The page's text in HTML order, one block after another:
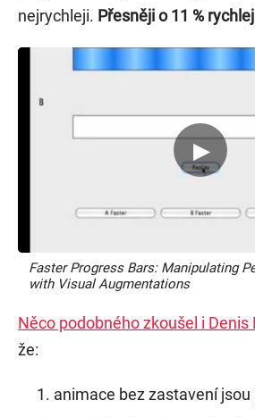
nejrychleji. Přesněji o 11 %
Faster Progress Bars: Manipulating
with Visual Augmentations
Něco podobného zkoušel i Denis
že:
animace bez zastavení